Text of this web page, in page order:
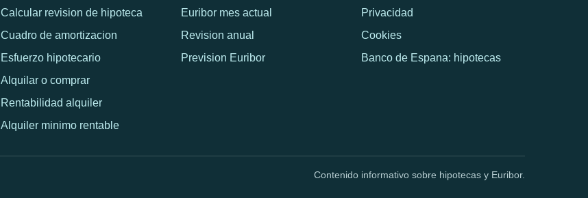
Calcular revision de hipoteca
Cuadro de amortizacion
Esfuerzo hipotecario
Alquilar o comprar
Rentabilidad alquiler
Alquiler minimo rentable
Euribor mes actual
Revision anual
Prevision Euribor
Privacidad
Cookies
Banco de Espana: hipotecas
Contenido informativo sobre hipotecas y Euribor.